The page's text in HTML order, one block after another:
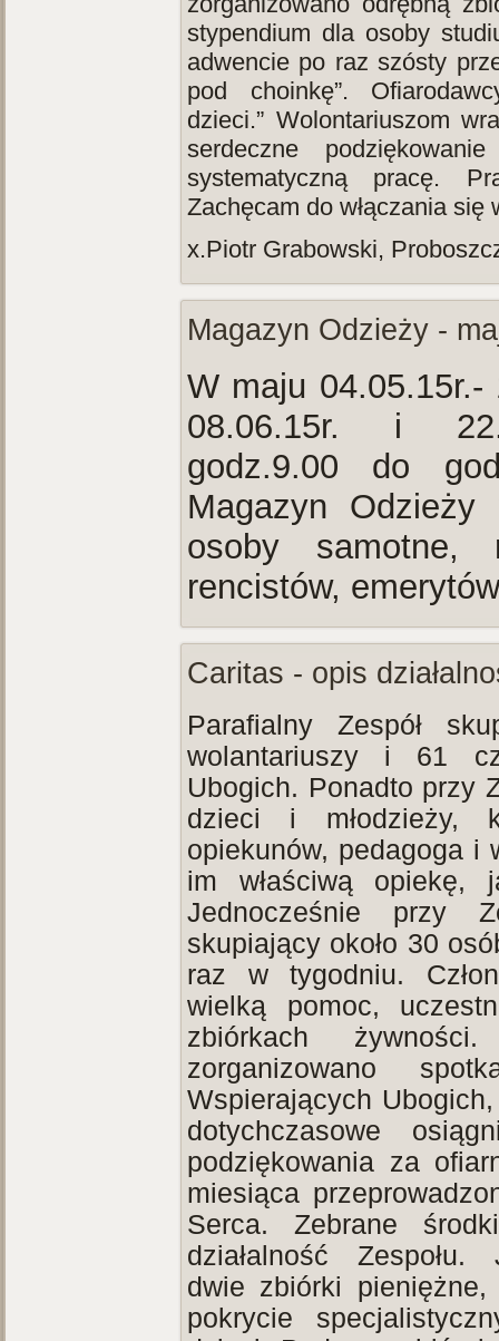
stypendium dla osoby
adwencie po raz szósty
pod choinkę”.
dzieci.” Wolontariuszom
serdeczne
systematyczną pracę.
Zachęcam do włączania
x.Piotr Grabowski,
Magazyn Odzieży -
W maju
08.06.15r. i
godz.9.00 do
Magazyn Odzieży
osoby samotne,
rencistów,
Caritas - opis
Parafialny Zespół
wolantariuszy i 61
Ubogich. Ponadto przy
dzieci i młodzieży,
opiekunów, pedagoga i
im właściwą opiekę,
Jednocześnie przy
skupiający około 30
raz w tygodniu.
wielką pomoc,
zbiórkach
zorganizowano
Wspierających
dotychczasowe
podziękowania za
miesiąca
Serca. Zebrane
działalność Zespołu.
dwie zbiórki pieniężne,
pokrycie